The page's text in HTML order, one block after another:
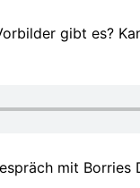
gibt es?
mit